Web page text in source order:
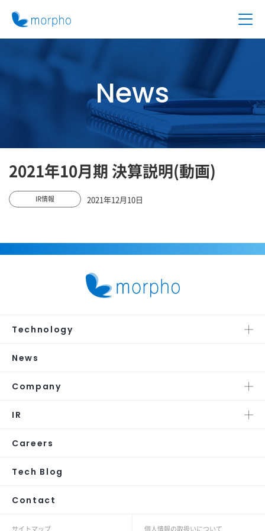
News
2021年10月期 決算説明(動画)
IR情報 2021年12月10日
Technology
News
Company
IR
Careers
Tech Blog
Contact
サイトマップ 個人情報の取扱いについて